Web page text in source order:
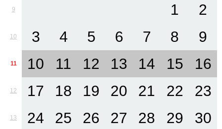
9 1 2
10 3 4 5 6 7 8 9
11 10 11 12 13 14 15 16
12 17 18 19 20 21 22 23
13 24 25 26 27 28 29 30